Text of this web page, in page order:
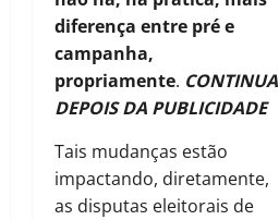
diferença entre pré e
campanha,
propriamente. CONTINUA
DEPOIS DA PUBLICIDADE
Tais mudanças estão
impactando, diretamente,
as disputas eleitorais de